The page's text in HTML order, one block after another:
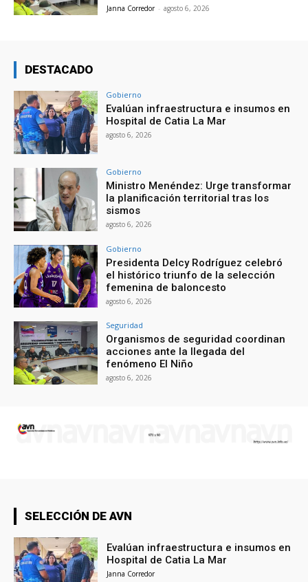
Janna Corredor - agosto 6, 2026
DESTACADO
Gobierno
Evalúan infraestructura e insumos en
Hospital de Catia La Mar
agosto 6, 2026
Gobierno
Ministro Menéndez: Urge transformar
la planificación territorial tras los
sismos
agosto 6, 2026
Gobierno
Presidenta Delcy Rodríguez celebró
el histórico triunfo de la selección
femenina de baloncesto
agosto 6, 2026
Seguridad
Organismos de seguridad coordinan
acciones ante la llegada del
fenómeno El Niño
agosto 6, 2026
SELECCIÓN DE AVN
Evalúan infraestructura e insumos en
Hospital de Catia La Mar
Janna Corredor